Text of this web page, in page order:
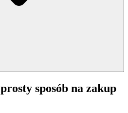
sposób na zakup